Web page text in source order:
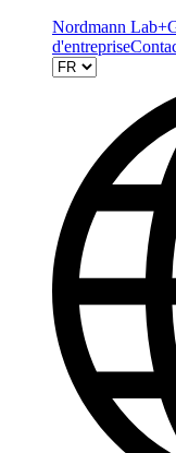
Nordmann Lab+
d'entreprise